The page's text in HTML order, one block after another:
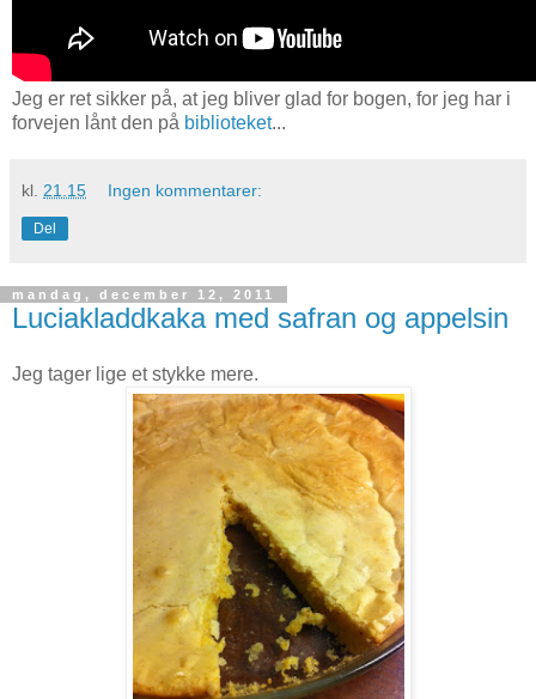
Jeg er ret sikker på, at jeg bliver glad for bogen, for jeg har i
forvejen lånt den på biblioteket...
kl. 21.15 Ingen kommentarer:
Del
mandag, december 12, 2011
Luciakladdkaka med safran og appelsin
Jeg tager lige et stykke mere.